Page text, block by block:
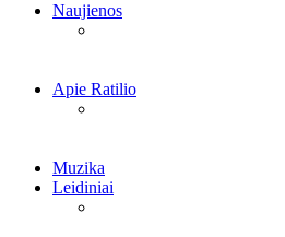
Naujienos
Apie Ratilio
Muzika
Leidiniai